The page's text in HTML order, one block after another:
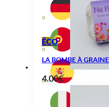
ÉCO
LA BOMBE À
4.00€